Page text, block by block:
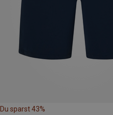
Du sparst 43%